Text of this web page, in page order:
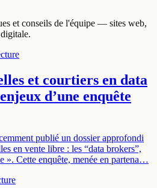
et conseils de l'équipe — sites web,
et courtiers en data
d’une enquête
publié un dossier approfondi
en vente libre : les “data brokers”,
». Cette enquête, menée en partena…